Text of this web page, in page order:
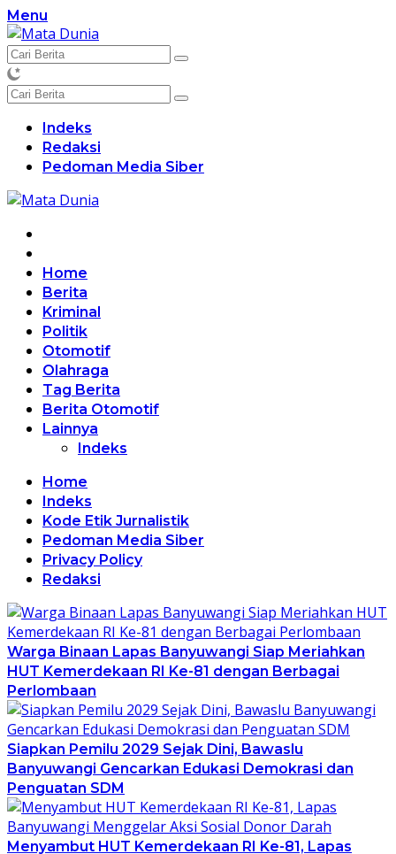
Langsung
ke
konten
Menu
Indeks
Redaksi
Pedoman Media Siber
Home
Berita
Kriminal
Politik
Otomotif
Olahraga
Tag Berita
Berita Otomotif
Lainnya
Indeks
Home
Indeks
Kode Etik Jurnalistik
Pedoman Media Siber
Privacy Policy
Redaksi
Warga Binaan Lapas Banyuwangi Siap Meriahkan
HUT Kemerdekaan RI Ke-81 dengan Berbagai
Perlombaan
Siapkan Pemilu 2029 Sejak Dini, Bawaslu
Banyuwangi Gencarkan Edukasi Demokrasi dan
Penguatan SDM
Menyambut HUT Kemerdekaan RI Ke-81, Lapas